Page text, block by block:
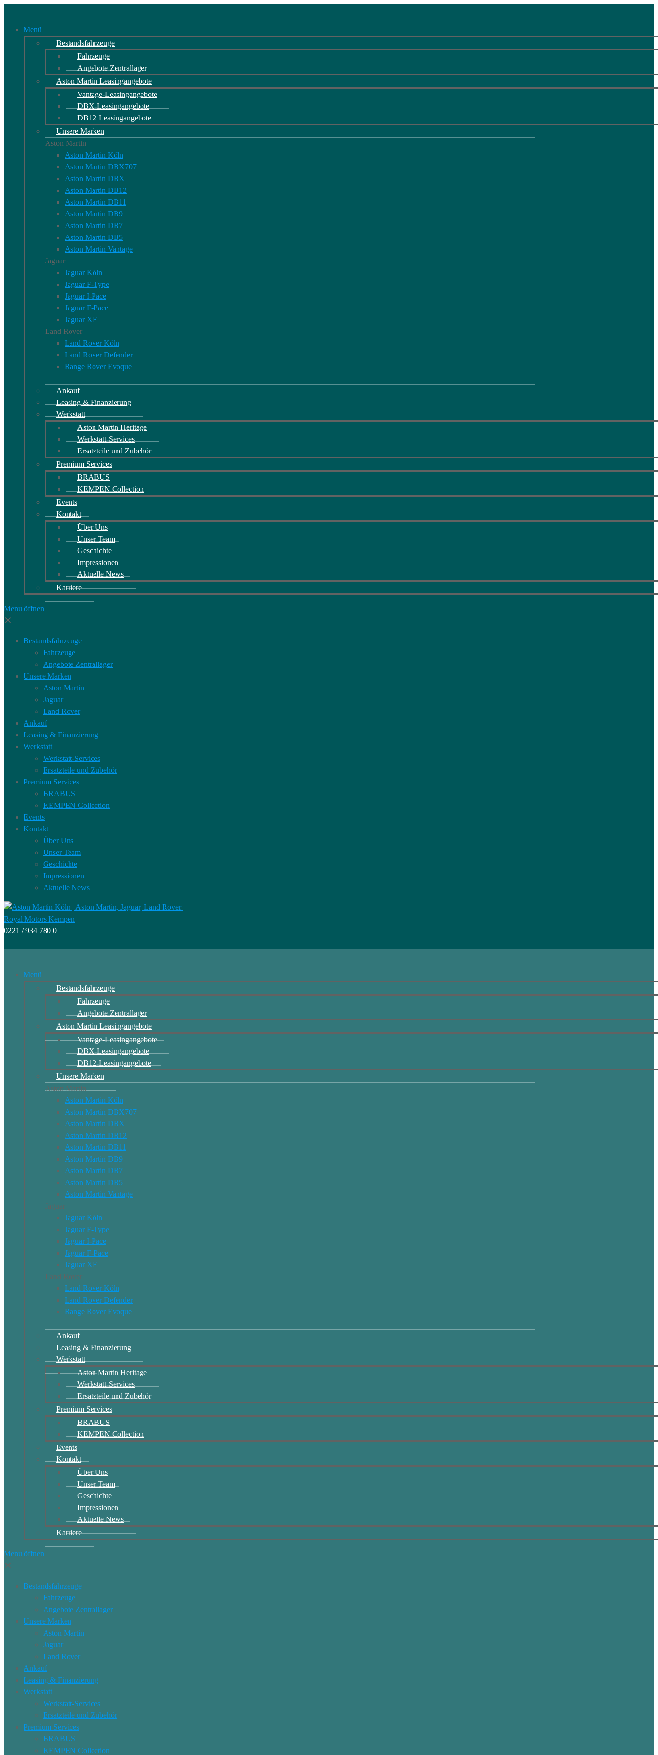
Menü
Bestandsfahrzeuge
Fahrzeuge
Angebote Zentrallager
Aston Martin Leasingangebote
Vantage-Leasingangebote
DBX-Leasingangebote
DB12-Leasingangebote
Unsere Marken
Aston Martin
Aston Martin Köln
Aston Martin DBX707
Aston Martin DBX
Aston Martin DB12
Aston Martin DB11
Aston Martin DB9
Aston Martin DB7
Aston Martin DB5
Aston Martin Vantage
Jaguar
Jaguar Köln
Jaguar F-Type
Jaguar I-Pace
Jaguar F-Pace
Jaguar XF
Land Rover
Land Rover Köln
Land Rover Defender
Range Rover Evoque
Ankauf
Leasing & Finanzierung
Werkstatt
Aston Martin Heritage
Werkstatt-Services
Ersatzteile und Zubehör
Premium Services
BRABUS
KEMPEN Collection
Events
Kontakt
Über Uns
Unser Team
Geschichte
Impressionen
Aktuelle News
Karriere
Menu öffnen
✕
Bestandsfahrzeuge
Fahrzeuge
Angebote Zentrallager
Unsere Marken
Aston Martin
Jaguar
Land Rover
Ankauf
Leasing & Finanzierung
Werkstatt
Werkstatt-Services
Ersatzteile und Zubehör
Premium Services
BRABUS
KEMPEN Collection
Events
Kontakt
Über Uns
Unser Team
Geschichte
Impressionen
Aktuelle News
0221 / 934 780 0
Menü
Bestandsfahrzeuge
Fahrzeuge
Angebote Zentrallager
Aston Martin Leasingangebote
Vantage-Leasingangebote
DBX-Leasingangebote
DB12-Leasingangebote
Unsere Marken
Aston Martin
Aston Martin Köln
Aston Martin DBX707
Aston Martin DBX
Aston Martin DB12
Aston Martin DB11
Aston Martin DB9
Aston Martin DB7
Aston Martin DB5
Aston Martin Vantage
Jaguar
Jaguar Köln
Jaguar F-Type
Jaguar I-Pace
Jaguar F-Pace
Jaguar XF
Land Rover
Land Rover Köln
Land Rover Defender
Range Rover Evoque
Ankauf
Leasing & Finanzierung
Werkstatt
Aston Martin Heritage
Werkstatt-Services
Ersatzteile und Zubehör
Premium Services
BRABUS
KEMPEN Collection
Events
Kontakt
Über Uns
Unser Team
Geschichte
Impressionen
Aktuelle News
Karriere
Menu öffnen
✕
Bestandsfahrzeuge
Fahrzeuge
Angebote Zentrallager
Unsere Marken
Aston Martin
Jaguar
Land Rover
Ankauf
Leasing & Finanzierung
Werkstatt
Werkstatt-Services
Ersatzteile und Zubehör
Premium Services
BRABUS
KEMPEN Collection